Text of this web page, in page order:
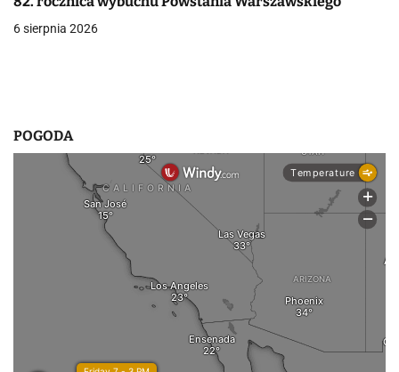
i
6 sierpnia 2026
POGODA